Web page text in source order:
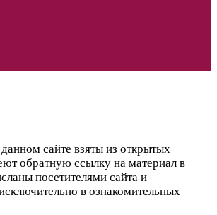
сайте взяты из открытых
обратную ссылку на материал в
посетителями сайта и
в ознакомительных